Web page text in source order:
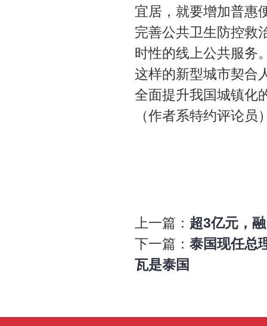
宜居，就要增加普惠
完善公共卫生防控救
时性的线上公共服务
这样的新型城市契合
全面提升我国城镇化
（作者系特约评论员
上一篇： 超3亿元，
下一篇： 泰国现任总
瓦是泰国